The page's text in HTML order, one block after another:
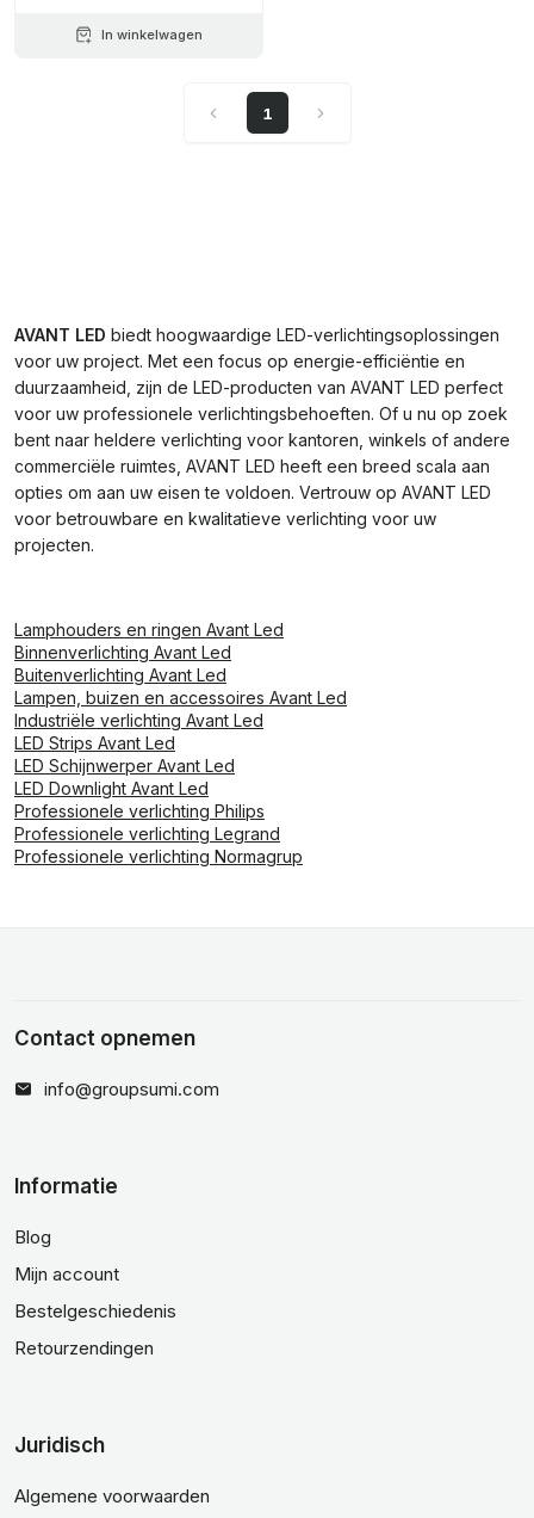
In winkelwagen
1
AVANT LED biedt hoogwaardige LED-verlichtingsoplossingen
voor uw project. Met een focus op energie-efficiëntie en
duurzaamheid, zijn de LED-producten van AVANT LED perfect
voor uw professionele verlichtingsbehoeften. Of u nu op zoek
bent naar heldere verlichting voor kantoren, winkels of andere
commerciële ruimtes, AVANT LED heeft een breed scala aan
opties om aan uw eisen te voldoen. Vertrouw op AVANT LED
voor betrouwbare en kwalitatieve verlichting voor uw
projecten.
Lamphouders en ringen Avant Led
Binnenverlichting Avant Led
Buitenverlichting Avant Led
Lampen, buizen en accessoires Avant Led
Industriële verlichting Avant Led
LED Strips Avant Led
LED Schijnwerper Avant Led
LED Downlight Avant Led
Professionele verlichting Philips
Professionele verlichting Legrand
Professionele verlichting Normagrup
Contact opnemen
info@groupsumi.com
Informatie
Blog
Mijn account
Bestelgeschiedenis
Retourzendingen
Juridisch
Algemene voorwaarden